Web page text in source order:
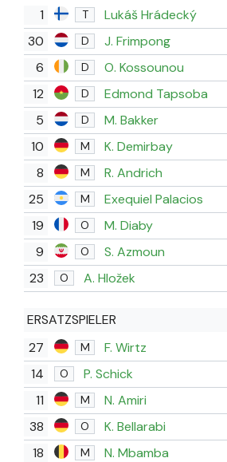
1 T Lukáš Hrádecký
30 D J. Frimpong
6 D O. Kossounou
12 D Edmond Tapsoba
5 D M. Bakker
10 M K. Demirbay
8 M R. Andrich
25 M Exequiel Palacios
19 O M. Diaby
9 O S. Azmoun
23 O A. Hložek
ERSATZSPIELER
27
M F. Wirtz
14 O P. Schick
11 M N. Amiri
38 O
K. Bellarabi
18
M
N. Mbamba